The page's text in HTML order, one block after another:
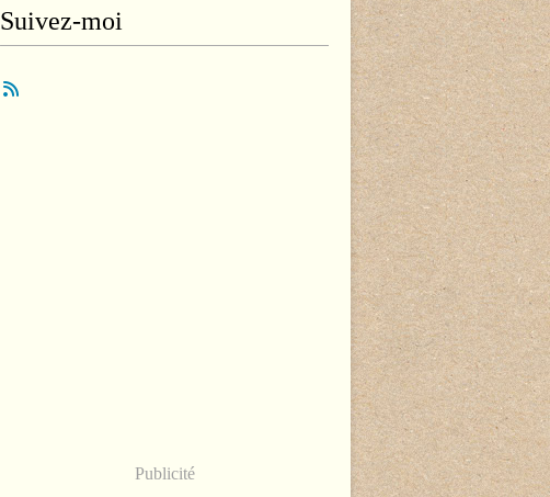
Suivez-moi
Publicité